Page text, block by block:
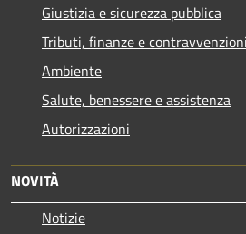
Giustizia e sicurezza pubblica
Tributi, finanze e contravvenzioni
Ambiente
Salute, benessere e assistenza
Autorizzazioni
NOVITÀ
Notizie